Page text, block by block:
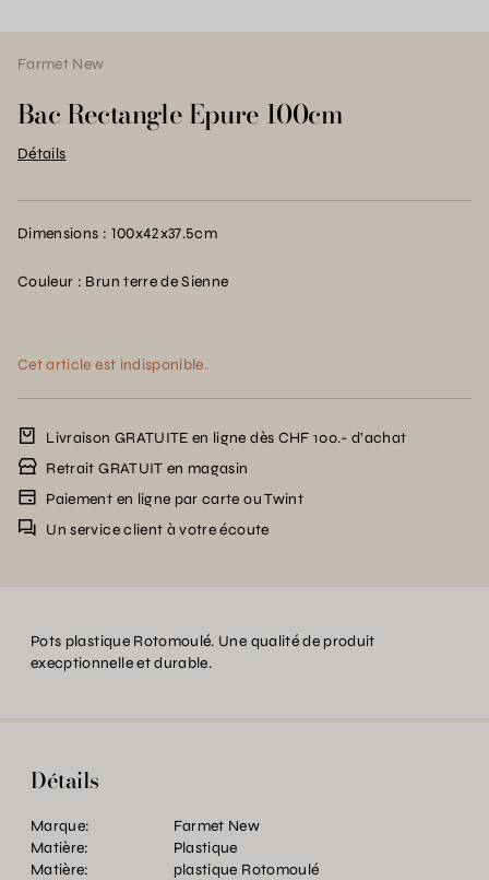
Farmet New
Bac Rectangle Epure 100cm
Détails
Dimensions : 100x42x37.5cm
Couleur : Brun terre de Sienne
Cet article est indisponible.
Livraison GRATUITE en ligne dès CHF 100.- d’achat
Retrait GRATUIT en magasin
Paiement en ligne par carte ou Twint
Un service client à votre écoute
Pots plastique Rotomoulé. Une qualité de produit
execptionnelle et durable.
Détails
Marque:
Farmet New
Matière:
Plastique
Matière:
plastique Rotomoulé